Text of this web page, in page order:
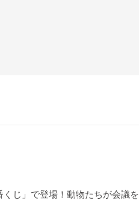
くじ」で登場！動物たちが会議を